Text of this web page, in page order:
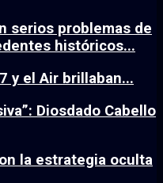
serios problemas de
históricos...
y el Air brillaban...
Diosdado Cabello
la estrategia oculta